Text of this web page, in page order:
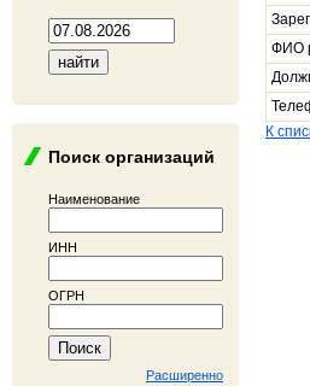
Поиск организаций
Наименование
ИНН
ОГРН
Расширенно
ФИО
К